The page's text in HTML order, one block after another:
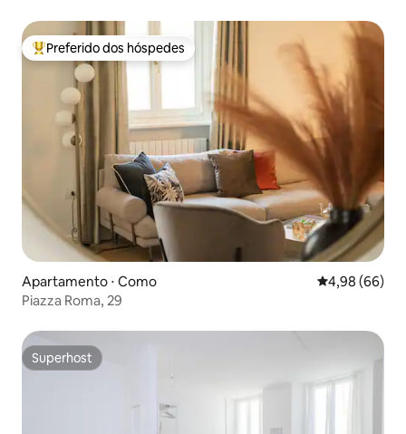
Entre os melhores preferidos dos hóspedes
Preferido dos hóspedes
Apartamento ⋅ Como 4,98 de uma
4,98 (66)
Piazza Roma, 29
Superhost
Superhost